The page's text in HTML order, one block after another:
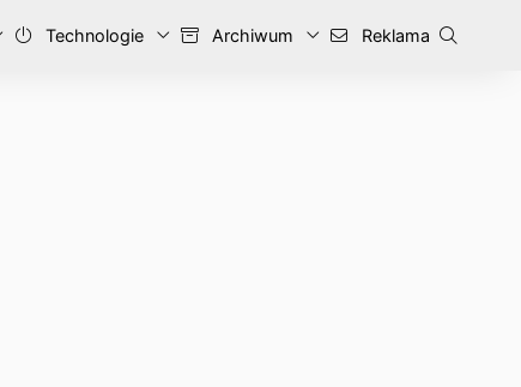
Technologie Archiwum Reklama